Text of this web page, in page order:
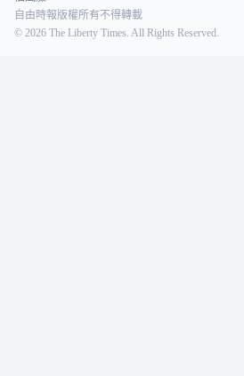
自由時報版權所有不得轉載
© 2026 The Liberty Times. All Rights Reserved.